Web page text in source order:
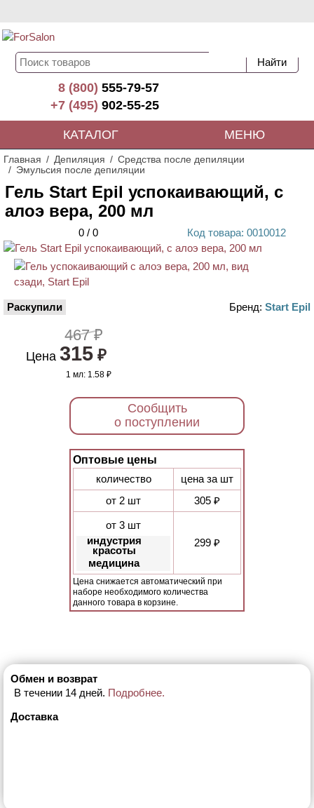
8 (800)555-79-57
+7 (495)902-55-25
КАТАЛОГ МЕНЮ
Главная Депиляция
Средства после депиляции
Эмульсия после депиляции
Гель Start Epil успокаивающий, с
алоэ вера, 200 мл
0 / 0 Код товара: 0010012
Раскупили Бренд: Start Epil
467 ₽
Цена 315₽
1 мл:1.58 ₽
Сообщить
о поступлении
Оптовые цены
количество
цена за шт
от 2 шт
305 ₽
от 3 шт
индустрия
красоты
медицина
299 ₽
Цена снижается автоматический при
наборе необходимого количества
данного товара в корзине.
Обмен и возврат
В течении 14 дней. Подробнее.
Доставка